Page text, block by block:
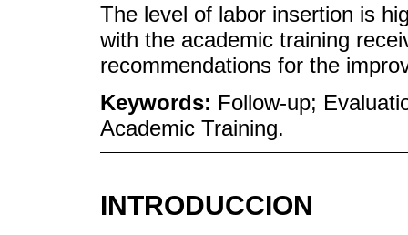
The level of labor insertion is
with the academic training
recommendations for the
Keywords: Follow-up;
Academic Training.
INTRODUCCION